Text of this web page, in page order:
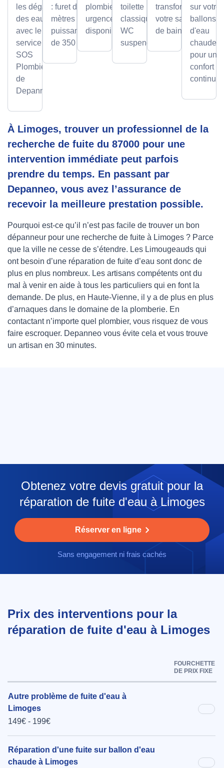
les dégâts
des eaux
avec le
service
SOS
Plombier
de
Depanneo
: furet de 100
mètres et
puissance
de 350 bars.
plombier en
urgence
disponible.
toilette
classique ou
WC
suspendu.
transformer
votre salle
de bain.
sur votre
ballons
d'eau
chaude,
pour un
confort
continu.
À Limoges, trouver un professionnel de la
recherche de fuite du 87000 pour une
intervention immédiate peut parfois
prendre du temps. En passant par
Depanneo, vous avez l’assurance de
recevoir la meilleure prestation possible.
Pourquoi est-ce qu’il n’est pas facile de trouver un bon
dépanneur pour une recherche de fuite à Limoges ? Parce
que la ville ne cesse de s’étendre. Les Limougeauds qui
ont besoin d’une réparation de fuite d’eau sont donc de
plus en plus nombreux. Les artisans compétents ont du
mal à venir en aide à tous les particuliers qui en font la
demande. De plus, en Haute-Vienne, il y a de plus en plus
d’arnaques dans le domaine de la plomberie. En
contactant n’importe quel plombier, vous risquez de vous
faire escroquer. Depanneo vous évite cela et vous trouve
un artisan en 30 minutes.
Obtenez votre devis gratuit pour la
réparation de fuite d'eau à Limoges
Réserver en ligne
Sans engagement ni frais cachés
Prix des interventions pour la
réparation de fuite d'eau à Limoges
FOURCHETTE
DE PRIX FIXE
Autre problème de fuite d'eau à
Limoges
149€ - 199€
Réparation d'une fuite sur ballon d'eau
chaude à Limoges